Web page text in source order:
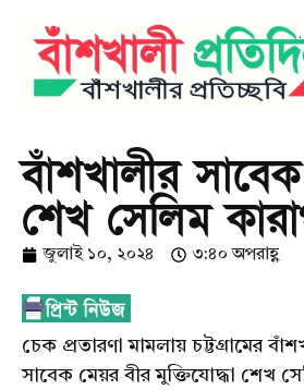
বাঁশখালীর
শেখ সেলিম
জুলাই ১০, ২০২৪ ৩:৪০ অপরাহ্ণ
চেক প্রতারণা মামলায় চট্টগ্রামের
সাবেক মেয়র বীর মুক্তিযোদ্ধা শেখ